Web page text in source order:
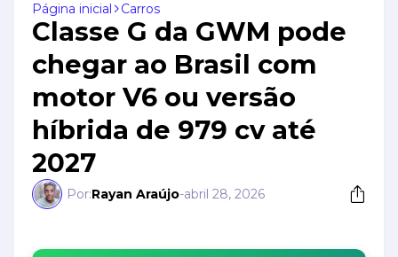
Página inicial Carros
Classe G da GWM pode
chegar ao Brasil com
motor V6 ou versão
híbrida de 979 cv até
2027
Por:Rayan Araújo-abril 28, 2026